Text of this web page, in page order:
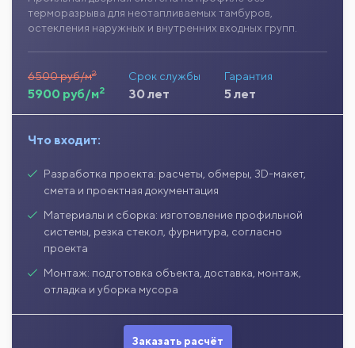
терморазрыва для неотапливаемых тамбуров,
остекления наружных и внутренних входных групп.
6500 руб/м2
5900 руб/м2
Срок службы
30 лет
Гарантия
5 лет
Что входит:
Разработка проекта: расчеты, обмеры, 3D-макет,
смета и проектная документация
Материалы и сборка: изготовление профильной
системы, резка стекол, фурнитура, согласно
проекта
Монтаж: подготовка объекта, доставка, монтаж,
отладка и уборка мусора
Заказать расчёт